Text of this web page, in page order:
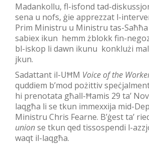
Madankollu, fl-isfond tad-
sena u nofs, ġie apprezzat l-
Prim Ministru u Ministru tas-Saħħa
sabiex ikun hemm żblokk fin-
bl-iskop li dawn ikunu konklużi
jkun.
Sadattant il-UĦM Voice of the
quddiem b’mod pożittiv
hi prenotata għall-Ħamis 29 ta’
laqgħa li se tkun immexxija mid-
Ministru Chris Fearne. B’ġest ta’
unionse tkun qed tissospendi l-
waqt il-laqgħa.